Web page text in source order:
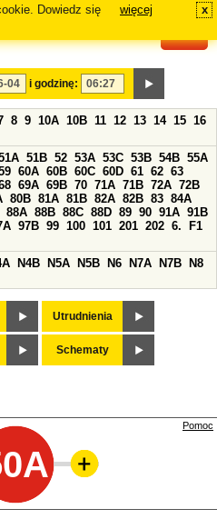
Dowiedz się
więcej x
i godzinę:
8 9 10A 10B 11 12 13 14 15 16
51B 52 53A 53C 53B 54B 55A
60A 60B 60C 60D 61 62 63
69A 69B 70 71A 71B 72A 72B
80B 81A 81B 82A 82B 83 84A
88A 88B 88C 88D 89 90 91A 91B
97B 99 100 101 201 202 6.
F1
N4B N5A N5B N6 N7A N7B
N8
Utrudnienia
Schematy
Pomoc